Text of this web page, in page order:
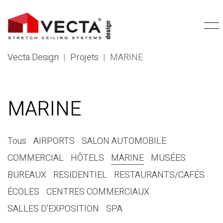
Vecta Design | Projets | MARINE
MARINE
Tous AIRPORTS SALON AUTOMOBILE
COMMERCIAL HÔTELS MARINE MUSÉES
BUREAUX RESIDENTIEL RESTAURANTS/CAFÉS
ÉCOLES CENTRES COMMERCIAUX
SALLES D'EXPOSITION SPA